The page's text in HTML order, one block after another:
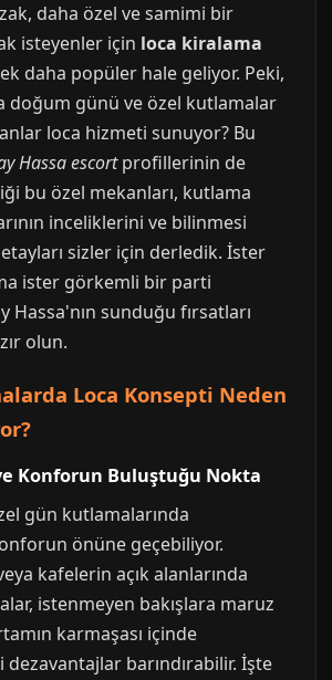
daha özel ve samimi bir
isteyenler için loca kiralama
daha popüler hale geliyor. Peki,
doğum günü ve özel kutlamalar
loca hizmeti sunuyor? Bu
Hassa escortprofillerinin de
bu özel mekanları, kutlama
inceliklerini ve bilinmesi
sizler için derledik. İster
ister görkemli bir parti
Hassa'nın sunduğu fırsatları
olun.
Loca Konsepti Neden
Konforun Buluştuğu Nokta
gün kutlamalarında
önüne geçebiliyor.
kafelerin açık alanlarında
istenmeyen bakışlara maruz
karmaşası içinde
barındırabilir. İşte